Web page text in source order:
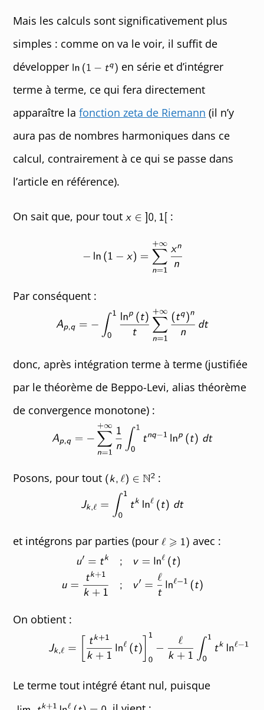
Mais les calculs sont significativement plus
simples : comme on va le voir, il suffit de
développer
en série et d’intégrer
terme à terme, ce qui fera directement
apparaître lafonction zeta de Riemann (il n’y
aura pas de nombres harmoniques dans ce
calcul, contrairement à ce qui se passe dans
l’article en référence).
On sait que, pour tout :
Par conséquent :
donc, après intégration terme à terme (justifiée
par le théorème de Beppo-Levi, alias théorème
de convergence monotone) :
Posons, pour tout :
et intégrons par parties (pour avec :
On obtient :
Le terme tout intégré étant nul, puisque